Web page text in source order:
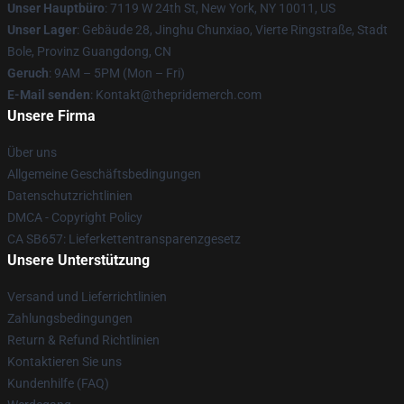
Unser Hauptbüro: 7119 W 24th St, New York, NY 10011, US
Unser Lager: Gebäude 28, Jinghu Chunxiao, Vierte Ringstraße, Stadt
Bole, Provinz Guangdong, CN
Geruch: 9AM – 5PM (Mon – Fri)
E-Mail senden: Kontakt@thepridemerch.com
Unsere Firma
Über uns
Allgemeine Geschäftsbedingungen
Datenschutzrichtlinien
DMCA - Copyright Policy
CA SB657: Lieferkettentransparenzgesetz
Unsere Unterstützung
Versand und Lieferrichtlinien
Zahlungsbedingungen
Return & Refund Richtlinien
Kontaktieren Sie uns
Kundenhilfe (FAQ)